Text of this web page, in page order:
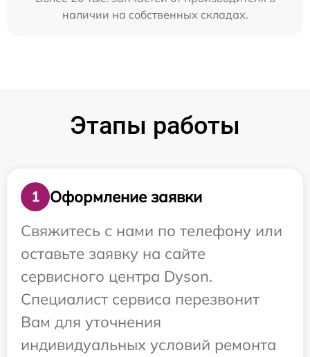
наличии на собственных складах.
Этапы работы
1
Оформление заявки
Свяжитесь с нами по телефону или
оставьте заявку на сайте
сервисного центра Dyson.
Специалист сервиса перезвонит
Вам для уточнения
индивидуальных условий ремонта